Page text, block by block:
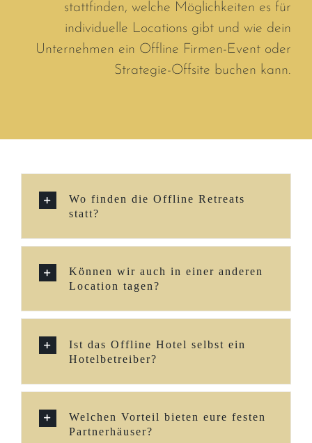
stattfinden, welche Möglichkeiten es für
individuelle Locations gibt und wie dein
Unternehmen ein Offline Firmen-Event oder
Strategie-Offsite buchen kann.
Wo finden die Offline Retreats
statt?
Können wir auch in einer anderen
Location tagen?
Ist das Offline Hotel selbst ein
Hotelbetreiber?
Welchen Vorteil bieten eure festen
Partnerhäuser?